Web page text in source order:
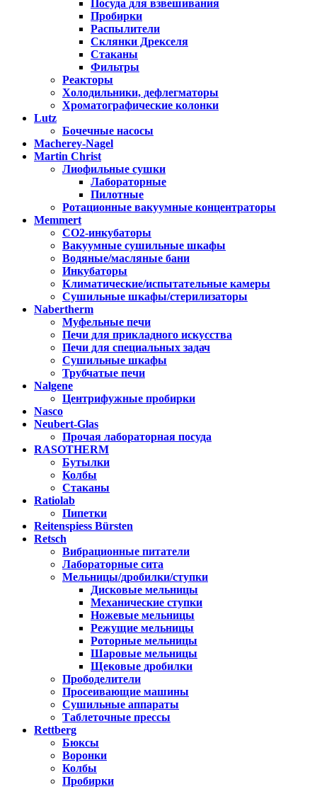
Посуда для взвешивания
Пробирки
Распылители
Склянки Дрекселя
Стаканы
Фильтры
Реакторы
Холодильники, дефлегматоры
Хроматографические колонки
Lutz
Бочечные насосы
Macherey-Nagel
Martin Christ
Лиофильные сушки
Лабораторные
Пилотные
Ротационные вакуумные концентраторы
Memmert
CO2-инкубаторы
Вакуумные сушильные шкафы
Водяные/масляные бани
Инкубаторы
Климатические/испытательные камеры
Сушильные шкафы/стерилизаторы
Nabertherm
Муфельные печи
Печи для прикладного искусства
Печи для специальных задач
Сушильные шкафы
Трубчатые печи
Nalgene
Центрифужные пробирки
Nasco
Neubert-Glas
Прочая лабораторная посуда
RASOTHERM
Бутылки
Колбы
Стаканы
Ratiolab
Пипетки
Reitenspiess Bürsten
Retsch
Вибрационные питатели
Лабораторные сита
Мельницы/дробилки/ступки
Дисковые мельницы
Механические ступки
Ножевые мельницы
Режущие мельницы
Роторные мельницы
Шаровые мельницы
Щековые дробилки
Прободелители
Просеивающие машины
Сушильные аппараты
Таблеточные прессы
Rettberg
Бюксы
Воронки
Колбы
Пробирки